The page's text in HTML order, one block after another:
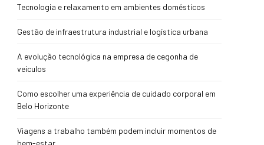
Tecnologia e relaxamento em ambientes domésticos
Gestão de infraestrutura industrial e logística urbana
A evolução tecnológica na empresa de cegonha de
veículos
Como escolher uma experiência de cuidado corporal em
Belo Horizonte
Viagens a trabalho também podem incluir momentos de
bem-estar